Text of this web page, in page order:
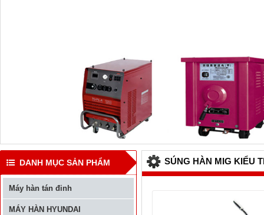
DANH MỤC SẢN PHẨM
Máy hàn tán đinh
MÁY HÀN HYUNDAI
SÚNG HÀN MIG KIỂU